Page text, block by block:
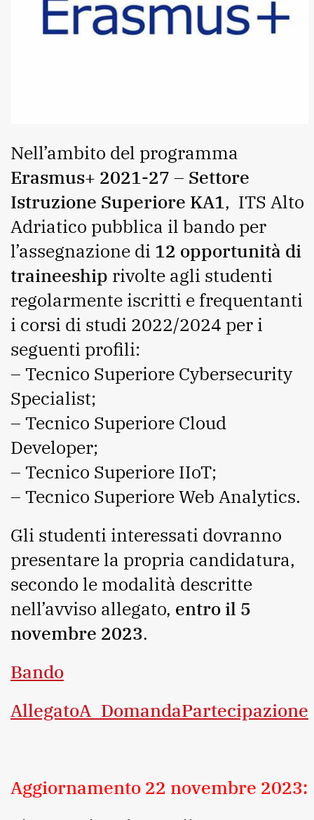
Nell’ambito del programma
Erasmus+ 2021-27 – Settore
Istruzione Superiore KA1, ITS Alto
Adriatico pubblica il bando per
l’assegnazione di 12 opportunità di
traineeship rivolte agli studenti
regolarmente iscritti e frequentanti
i corsi di studi 2022/2024 per i
seguenti profili:
– Tecnico Superiore Cybersecurity
Specialist;
– Tecnico Superiore Cloud
Developer;
– Tecnico Superiore IIoT;
– Tecnico Superiore Web Analytics.
Gli studenti interessati dovranno
presentare la propria candidatura,
secondo le modalità descritte
nell’avviso allegato, entro il 5
novembre 2023.
Bando
AllegatoA_DomandaPartecipazione
Aggiornamento 22 novembre 2023: